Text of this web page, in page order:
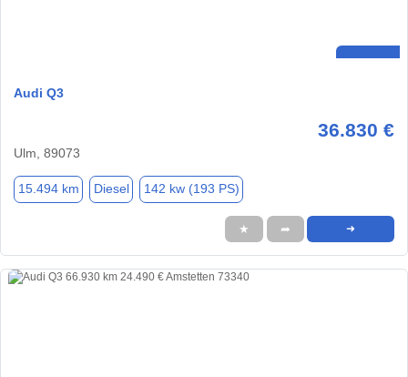
Audi Q3
36.830 €
Ulm, 89073
15.494 km Diesel 142 kw (193 PS)
★ ➦ ➜